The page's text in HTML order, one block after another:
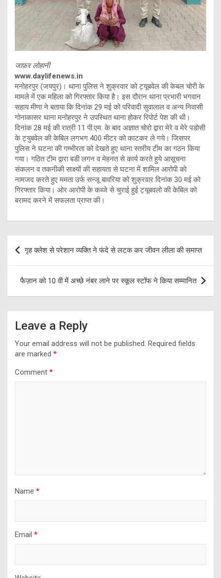
जाफ़र लोहानी
www.daylifenews.in
मनोहरपुर (जयपुर)। थाना पुलिस ने शुक्रवार को ट्यूबवेल की केबल चोरी के
मामले में एक महिला को गिरफ्तार किया है। इस दौरान थाना प्रभारी भगवान
सहाय मीणा ने बताया कि दिनांक 29 मई को परिवादी सुवालाल व अन्य निवासी
गोनाकासर थाना मनोहरपुर ने उपस्थित थाना होकर रिपोर्ट पेश की थी।
दिनांक 28 मई की रात्री 11 पी.एम. के बाद अज्ञात चोरो द्वारा मेरे व मेरे पडोसी
के ट्युबवेल की केबिल लगभग 400 मीटर को काटकर ले गये। जिसपर
पुलिस ने घटना की गम्भीरता को देखते हुए थाना स्तरीय टीम का गठन किया
गया। गठित टीम द्वारा बडी लगन व मेहनत से कार्य करते हुये आसूचना
संकलन व तकनीकी साक्ष्यों की सहायता से घटना में शामिल आरोपी को
नामजद करते हुए ममता उर्फ सन्जू बावरिया को शुक्रवार दिनांक 30 मई को
गिरफ्तार किया। ओर आरोपी के कब्जे से चुराई हुई ट्यूबवलो की केबिल को
बरामद करने में सफलता प्राप्त की।
Post
navigation
गृह क्लेश से परेशान व्यक्ति ने फंदे से लटक कर जीवन लीला की समाप्त
फैज़ान को 10 वी में अच्छे नंबर लाने पर स्कूल स्टॉफ ने किया सम्मानित
Leave a Reply
Your email address will not be published. Required fields
are marked *
Comment *
Name *
Email *